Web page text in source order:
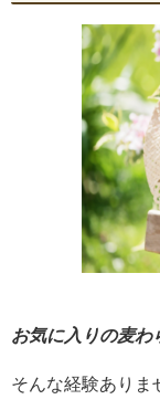
お気に入りの麦わ
そんな経験ありま